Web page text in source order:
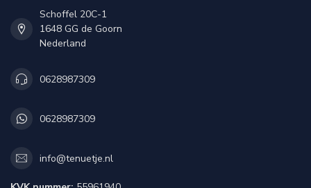
Schoffel 20C-1
1648 GG de Goorn
Nederland
0628987309
0628987309
info@tenuetje.nl